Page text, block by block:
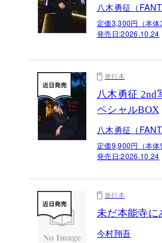
八木勇征（
定価3,300円（本体
発売日:2026.10.24
単行本
八木勇征 2nd
ペシャルBOX
八木勇征（
定価9,900円（本体
発売日:2026.10.24
単行本
未だ本能寺に
今村翔吾